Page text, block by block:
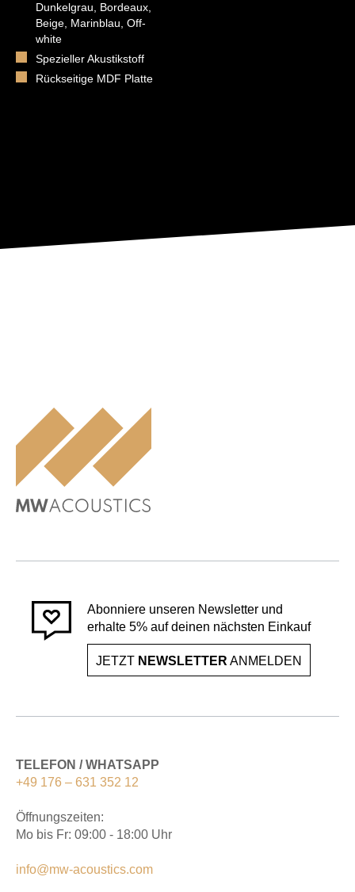
Dunkelgrau, Bordeaux,
Beige, Marinblau, Off-
white
Spezieller Akustikstoff
Rückseitige MDF Platte
Abonniere unseren Newsletter und
erhalte 5% auf deinen nächsten Einkauf
JETZT NEWSLETTER ANMELDEN
TELEFON / WHATSAPP
+49 176 – 631 352 12
Öffnungszeiten:
Mo bis Fr: 09:00 - 18:00 Uhr
info@mw-acoustics.com